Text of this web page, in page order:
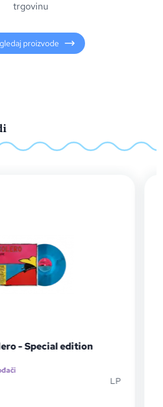
trgovinu
proizvode
- Special edition
LP